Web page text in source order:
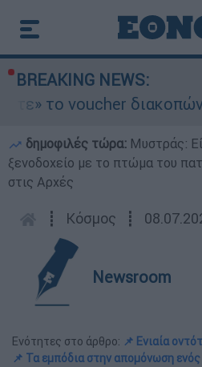
BREAKING NEWS:
voucher διακοπών
δημοφιλές τώρα: Μυστράς:
ξενοδοχείο με το πτώμα του
στις Αρχές
┋ Κόσμος ┋
Newsroom
Ενότητες στο άρθρο: 📌 Ενιαία
📌 Τα εμπόδια στην απομόνωση